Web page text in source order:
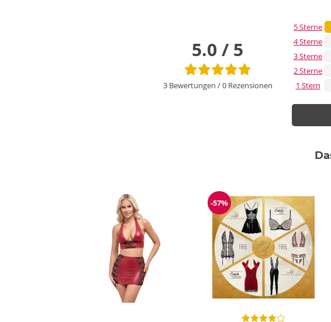
5.0 / 5
3 Bewertungen /0 Rezensionen
5 Sterne
4 Sterne
3 Sterne
2 Sterne
1 Stern
Reduzierung
-57%